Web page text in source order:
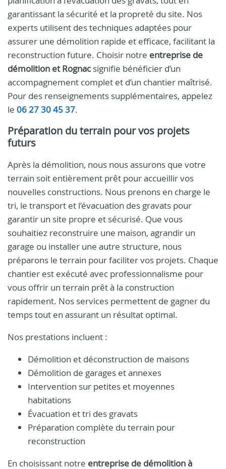
garantissant la sécurité et la propreté du site. Nos
experts utilisent des techniques adaptées pour
assurer une démolition rapide et efficace, facilitant la
reconstruction future. Choisir notre entreprise de
démolition et Rognac signifie bénéficier d’un
accompagnement complet et d’un chantier maîtrisé.
Pour des renseignements supplémentaires, appelez
le 06 27 30 45 37.
Préparation du terrain pour vos projets
futurs
Après la démolition, nous nous assurons que votre
terrain soit entièrement prêt pour accueillir vos
nouvelles constructions. Nous prenons en charge le
tri, le transport et l’évacuation des gravats pour
garantir un site propre et sécurisé. Que vous
souhaitiez reconstruire une maison, agrandir un
garage ou installer une autre structure, nous
préparons le terrain pour faciliter vos projets. Chaque
chantier est exécuté avec professionnalisme pour
vous offrir un terrain prêt à la construction
rapidement. Nos services permettent de gagner du
temps tout en assurant un résultat optimal.
Nos prestations incluent :
Démolition et déconstruction de maisons
Démolition de garages et annexes
Intervention sur petites et moyennes
habitations
Évacuation et tri des gravats
Préparation complète du terrain pour
reconstruction
En choisissant notre entreprise de démolition à